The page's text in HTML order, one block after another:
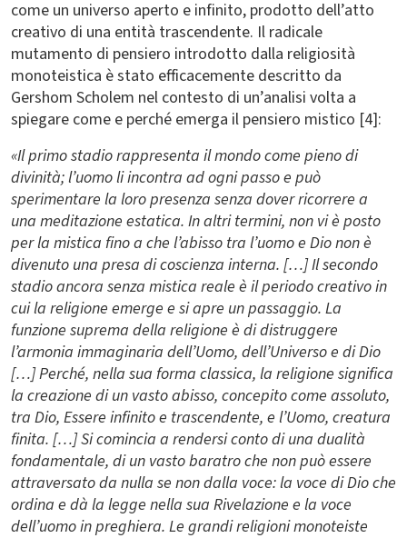
come un universo aperto e infinito, prodotto dell’atto
creativo di una entità trascendente. Il radicale
mutamento di pensiero introdotto dalla religiosità
monoteistica è stato efficacemente descritto da
Gershom Scholem nel contesto di un’analisi volta a
spiegare come e perché emerga il pensiero mistico [4]:
«Il primo stadio rappresenta il mondo come pieno di
divinità; l’uomo li incontra ad ogni passo e può
sperimentare la loro presenza senza dover ricorrere a
una meditazione estatica. In altri termini, non vi è posto
per la mistica fino a che l’abisso tra l’uomo e Dio non è
divenuto una presa di coscienza interna. […] Il secondo
stadio ancora senza mistica reale è il periodo creativo in
cui la religione emerge e si apre un passaggio. La
funzione suprema della religione è di distruggere
l’armonia immaginaria dell’Uomo, dell’Universo e di Dio
[…] Perché, nella sua forma classica, la religione significa
la creazione di un vasto abisso, concepito come assoluto,
tra Dio, Essere infinito e trascendente, e l’Uomo, creatura
finita. […] Si comincia a rendersi conto di una dualità
fondamentale, di un vasto baratro che non può essere
attraversato da nulla se non dalla voce: la voce di Dio che
ordina e dà la legge nella sua Rivelazione e la voce
dell’uomo in preghiera. Le grandi religioni monoteiste